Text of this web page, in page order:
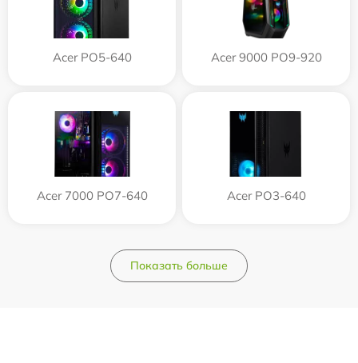
Acer PO5-640 Acer 9000 PO9-920
Acer 7000 PO7-640 Acer PO3-640
Показать больше